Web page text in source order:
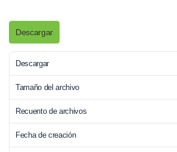
Descargar
Descargar
Tamaño del archivo
Recuento de archivos
Fecha de creación